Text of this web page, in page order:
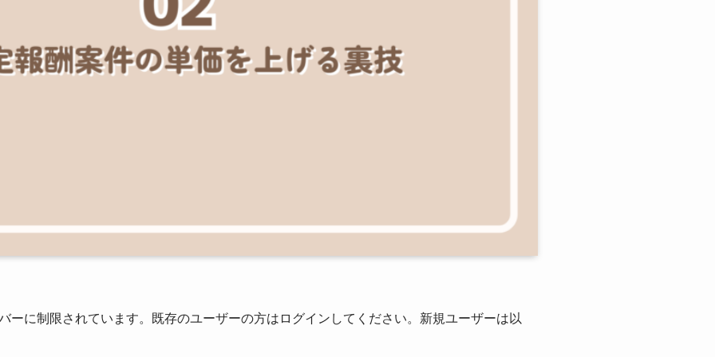
ーに制限されています。既存のユーザーの方はログインしてください。新規ユーザーは以